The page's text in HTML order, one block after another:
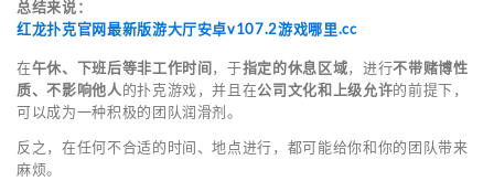
总结来说：
红龙扑克官网最新版游大厅安卓v107.2游戏哪里.cc
在午休、下班后等非工作时间，于指定的休息区域，进行不带赌博性
质、不影响他人的扑克游戏，并且在公司文化和上级允许的前提下，
可以成为一种积极的团队润滑剂。
反之，在任何不合适的时间、地点进行，都可能给你和你的团队带来
麻烦。